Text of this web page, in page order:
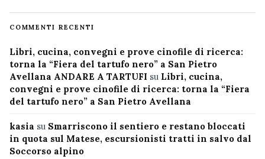
COMMENTI RECENTI
Libri, cucina, convegni e prove cinofile di ricerca:
torna la “Fiera del tartufo nero” a San Pietro
Avellana ANDARE A TARTUFI su Libri, cucina,
convegni e prove cinofile di ricerca: torna la “Fiera
del tartufo nero” a San Pietro Avellana
kasia su Smarriscono il sentiero e restano bloccati
in quota sul Matese, escursionisti tratti in salvo dal
Soccorso alpino